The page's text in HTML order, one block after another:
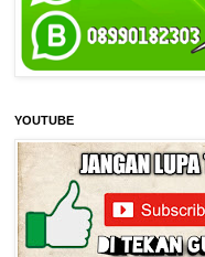
YOUTUBE